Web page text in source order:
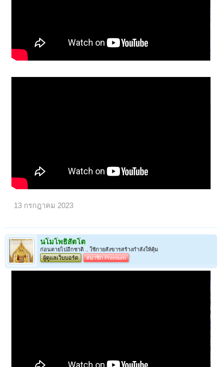
13 กรกฎาคม 2023
นโมโพธิสัตโต
ก่อนตายไปอีกชาติ .. ใช้กายสังขารสร้างกำลังให้คุ้ม
ผู้ดูแลเว็บบอร์ด
สมาชิก Premium